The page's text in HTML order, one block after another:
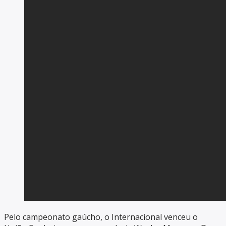
Pelo campeonato gaúcho, o Internacional venceu o